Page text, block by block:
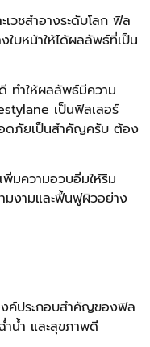
วชสำอางระดับโลก ฟิล
บหน้าให้ได้ผลลัพธ์ที่เป็น
ทำให้ผลลัพธ์มีความ
เป็นฟิลเลอร์
อดภัยเป็นสำคัญครับ ต้อง
มความอวบอิ่มให้ริม
มงามและฟื้นฟูผิวอย่าง
งค์ประกอบสำคัญของฟิล
น้ำ และสุขภาพดี